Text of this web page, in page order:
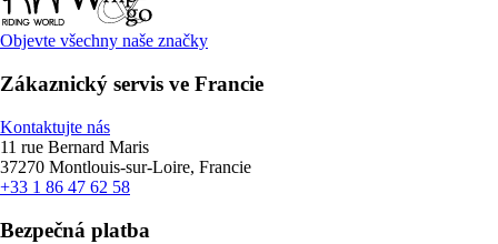
Objevte všechny naše značky
Zákaznický servis ve Francie
Kontaktujte nás
11 rue Bernard Maris
37270 Montlouis-sur-Loire, Francie
+33 1 86 47 62 58
Bezpečná platba